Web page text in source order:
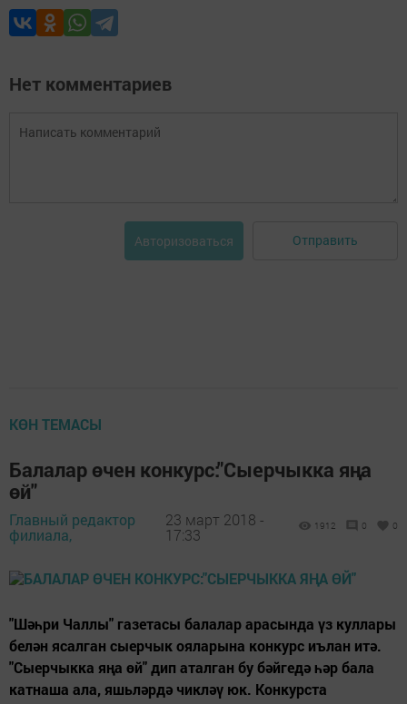
Нет комментариев
Авторизоваться Отправить
КӨН ТЕМАСЫ
Балалар өчен конкурс:"Сыерчыкка яңа
өй"
Главный редактор
филиала,
23 март 2018 -
17:33
1912 0 0
"Шәһри Чаллы" газетасы балалар арасында үз куллары
белән ясалган сыерчык ояларына конкурс иълан итә.
"Сыерчыкка яңа өй" дип аталган бу бәйгедә һәр бала
катнаша ала, яшьләрдә чикләү юк. Конкурста